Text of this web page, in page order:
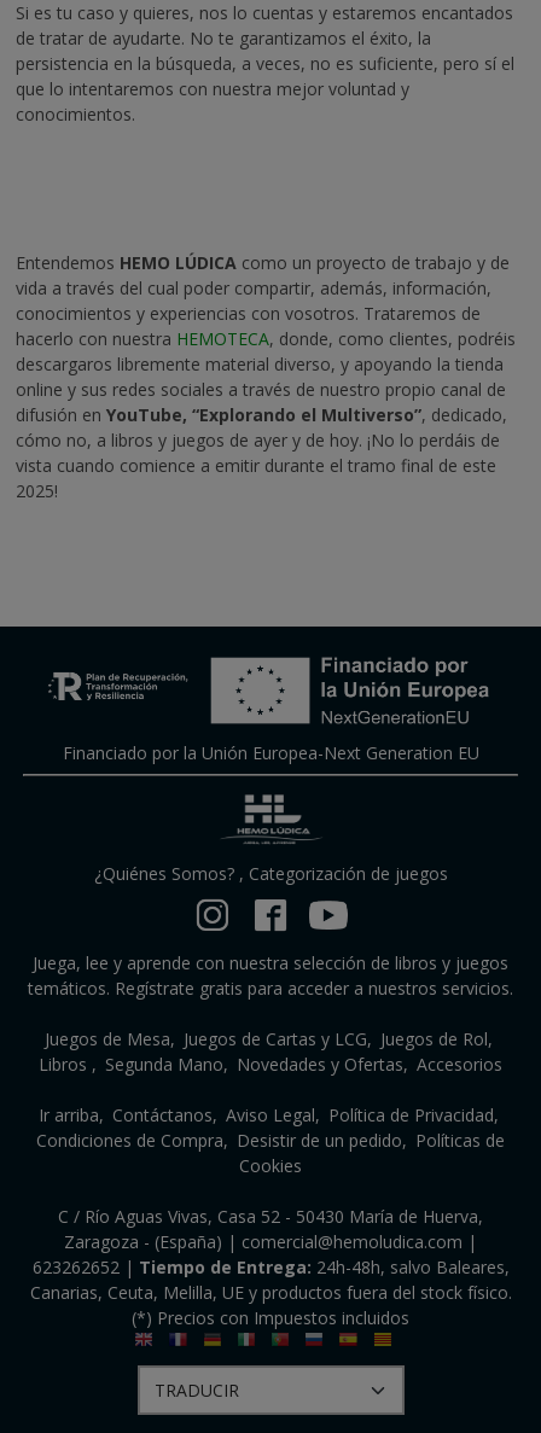
Si es tu caso y quieres, nos lo cuentas y estaremos encantados
de tratar de ayudarte. No te garantizamos el éxito, la
persistencia en la búsqueda, a veces, no es suficiente, pero sí el
que lo intentaremos con nuestra mejor voluntad y
conocimientos.
Entendemos HEMO LÚDICA como un proyecto de trabajo y de
vida a través del cual poder compartir, además, información,
conocimientos y experiencias con vosotros. Trataremos de
hacerlo con nuestra HEMOTECA, donde, como clientes, podréis
descargaros libremente material diverso, y apoyando la tienda
online y sus redes sociales a través de nuestro propio canal de
difusión en YouTube, “Explorando el Multiverso”, dedicado,
cómo no, a libros y juegos de ayer y de hoy. ¡No lo perdáis de
vista cuando comience a emitir durante el tramo final de este
2025!
Financiado por la Unión Europea-Next Generation EU
¿Quiénes Somos?, Categorización de juegos
Juega, lee y aprende con nuestra selección de libros y juegos
temáticos. Regístrate gratis para acceder a nuestros servicios.
Juegos de Mesa Juegos de Cartas y LCG
Juegos de Rol
Libros
Segunda Mano Novedades y Ofertas Accesorios
Ir arriba Contáctanos Aviso Legal
Política de Privacidad
Condiciones de Compra
Desistir de un pedido
Políticas de
Cookies
C / Río Aguas Vivas, Casa 52 - 50430 María de Huerva,
Zaragoza - (España) | comercial@hemoludica.com |
623262652| Tiempo de Entrega: 24h-48h, salvo Baleares,
Canarias, Ceuta, Melilla, UE y productos fuera del stock físico.
(*) Precios con Impuestos incluidos